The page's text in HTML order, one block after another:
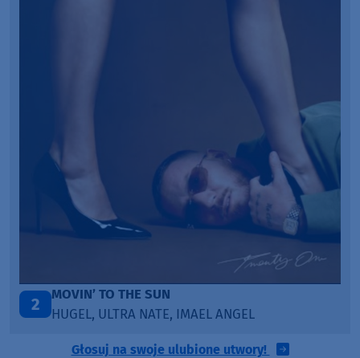
2
MOVIN’ TO THE SUN
HUGEL, ULTRA NATE, IMAEL ANGEL
Głosuj na swoje ulubione utwory!